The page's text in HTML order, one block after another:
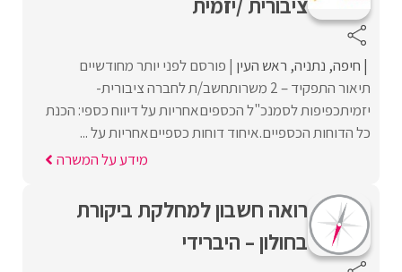
חיפה נתניה ראש העין פורסם לפני יותר מחודשיים
תיאור התפקיד – 2 משרותחשב/ת לחברה ציבורית-
יזמיתכפיפות לסמנכ"ל הכספיםאחריות על דיווח כספי: הכנת
כל הדוחות הכספיים.איחוד דוחות כספייםאחריות על ...
מידע על המשרה
רואה חשבון למחלקת ביקורת
בחולון – היברידי